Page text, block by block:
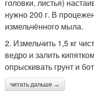
головки, листья)
нужно 200 г. В
измельчённого мыла.
2. Измельчить 1,5 кг
ведро и залить
опрыскивать грунт и
читать дальше →